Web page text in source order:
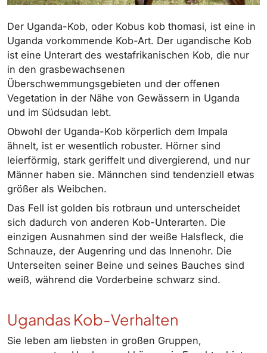
Der Uganda-Kob, oder Kobus kob thomasi, ist eine in
Uganda vorkommende Kob-Art. Der ugandische Kob
ist eine Unterart des westafrikanischen Kob, die nur
in den grasbewachsenen
Überschwemmungsgebieten und der offenen
Vegetation in der Nähe von Gewässern in Uganda
und im Südsudan lebt.
Obwohl der Uganda-Kob körperlich dem Impala
ähnelt, ist er wesentlich robuster. Hörner sind
leierförmig, stark geriffelt und divergierend, und nur
Männer haben sie. Männchen sind tendenziell etwas
größer als Weibchen.
Das Fell ist golden bis rotbraun und unterscheidet
sich dadurch von anderen Kob-Unterarten. Die
einzigen Ausnahmen sind der weiße Halsfleck, die
Schnauze, der Augenring und das Innenohr. Die
Unterseiten seiner Beine und seines Bauches sind
weiß, während die Vorderbeine schwarz sind.
Ugandas Kob-Verhalten
Sie leben am liebsten in großen Gruppen,